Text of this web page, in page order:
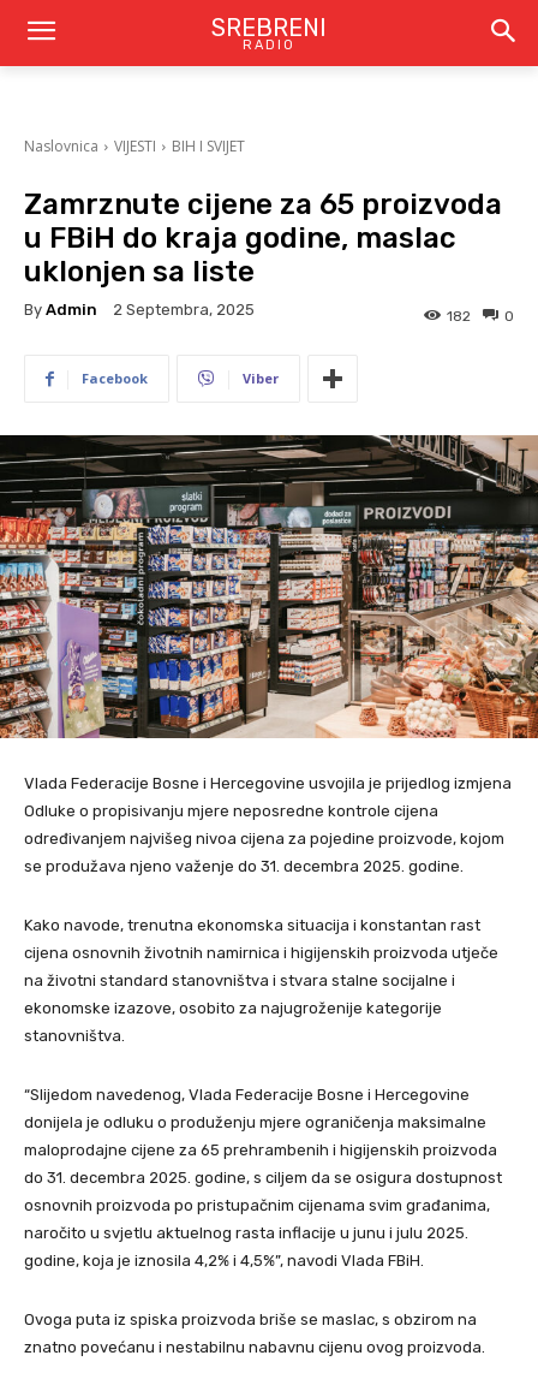
SREBRENI
RADIO
Naslovnica VIJESTI BIH I SVIJET
Zamrznute cijene za 65 proizvoda
u FBiH do kraja godine, maslac
uklonjen sa liste
By Admin 2 Septembra, 2025 0
182
Facebook Viber
Vlada Federacije Bosne i Hercegovine usvojila je prijedlog izmjena
Odluke o propisivanju mjere neposredne kontrole cijena
određivanjem najvišeg nivoa cijena za pojedine proizvode, kojom
se produžava njeno važenje do 31. decembra 2025. godine.
Kako navode, trenutna ekonomska situacija i konstantan rast
cijena osnovnih životnih namirnica i higijenskih proizvoda utječe
na životni standard stanovništva i stvara stalne socijalne i
ekonomske izazove, osobito za najugroženije kategorije
stanovništva.
“Slijedom navedenog, Vlada Federacije Bosne i Hercegovine
donijela je odluku o produženju mjere ograničenja maksimalne
maloprodajne cijene za 65 prehrambenih i higijenskih proizvoda
do 31. decembra 2025. godine, s ciljem da se osigura dostupnost
osnovnih proizvoda po pristupačnim cijenama svim građanima,
naročito u svjetlu aktuelnog rasta inflacije u junu i julu 2025.
godine, koja je iznosila 4,2% i 4,5%”, navodi Vlada FBiH.
Ovoga puta iz spiska proizvoda briše se maslac, s obzirom na
znatno povećanu i nestabilnu nabavnu cijenu ovog proizvoda.